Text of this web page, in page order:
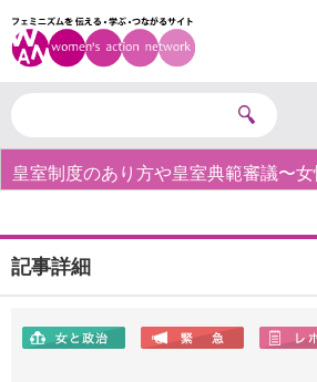
皇室制度のあり方や皇室典範審議〜
記事詳細